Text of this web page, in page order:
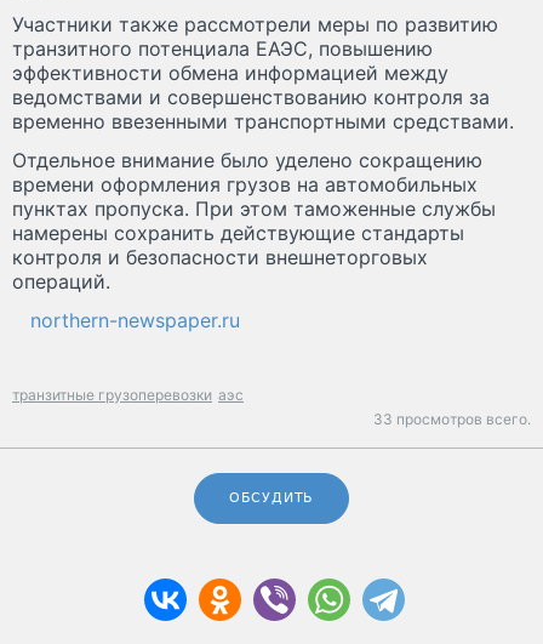
Участники также рассмотрели меры по развитию
транзитного потенциала ЕАЭС, повышению
эффективности обмена информацией между
ведомствами и совершенствованию контроля за
временно ввезенными транспортными средствами.
Отдельное внимание было уделено сокращению
времени оформления грузов на автомобильных
пунктах пропуска. При этом таможенные службы
намерены сохранить действующие стандарты
контроля и безопасности внешнеторговых
операций.
northern-newspaper.ru
транзитные грузоперевозки аэс
33 просмотров всего.
ОБСУДИТЬ